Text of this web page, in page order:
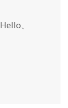
Hello、